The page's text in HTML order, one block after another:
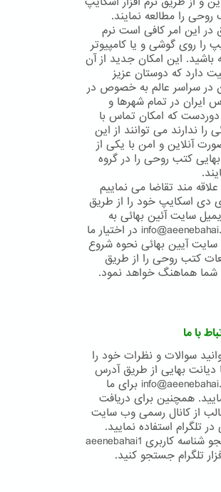
را مطالعه نمایند.
در این امر کافی است نرم
را روی گوشی و یا کامپیوتر
باشید. این امکان جدید از آن
دارد که دوستان عزیز
در سراسر عالم به خصوص در
ایران در تمام شهرها و
که امکان تماس با
را ندارند می توانند از این
آنلاین و امن با یکی از
بهایی کتب روحی را در گروه
مند تقاضا می نماییم
دی اسکایپ خود را از طریق
سایت آئین بهائی به
آدرس info@aeenebahai.org در اختیار ما
سایت آیین بهائی نحوه شروع
کتب روحی را از طریق
شما هماهنگ خواهد نمود.
با ما
سوالات و نظرات خود را
دیانت بهایی از طریق آدرس
ایمیل info@aeenebahai.org برای ما
همچنین برای دریافت
از کانال رسمی وب سایت
در تلگرام استفاده نمایید.
برای جستجو شناسه کاربری aeenebahai1
تلگرام جستجو کنید.